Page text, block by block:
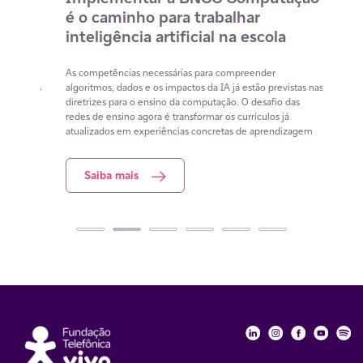
é o caminho para trabalhar
inteligência artificial na escola
As competências necessárias para compreender
algoritmos, dados e os impactos da IA já estão previstas nas
diretrizes para o ensino da computação. O desafio das
redes de ensino agora é transformar os currículos já
atualizados em experiências concretas de aprendizagem
Saiba mais
Fundação
Fundação